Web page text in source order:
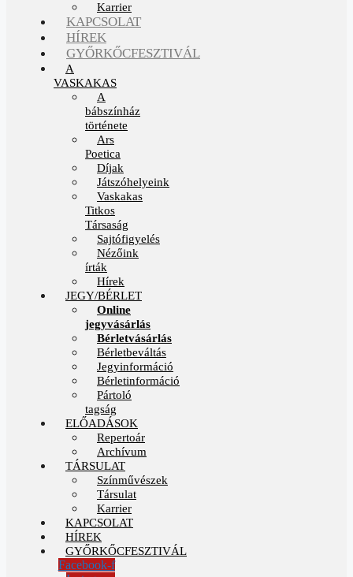
Karrier
KAPCSOLAT
HÍREK
GYŐRKŐCFESZTIVÁL
A
VASKAKAS
A
bábszínház
története
Ars
Poetica
Díjak
Játszóhelyeink
Vaskakas
Titkos
Társaság
Sajtófigyelés
Nézőink
írták
Hírek
JEGY/BÉRLET
Online
jegyvásárlás
Bérletvásárlás
Bérletbeváltás
Jegyinformáció
Bérletinformáció
Pártoló
tagság
ELŐADÁSOK
Repertoár
Archívum
TÁRSULAT
Színművészek
Társulat
Karrier
KAPCSOLAT
HÍREK
GYŐRKŐCFESZTIVÁL
Facebook-f